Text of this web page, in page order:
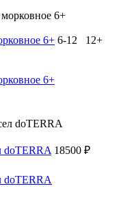
6+ 6-12 12+
6+
doTERRA 18500 ₽
doTERRA